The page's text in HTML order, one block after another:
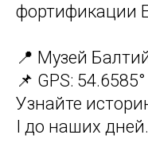
фортификации
📍 Музей
📌 GPS:
Узнайте
I до наших дней.